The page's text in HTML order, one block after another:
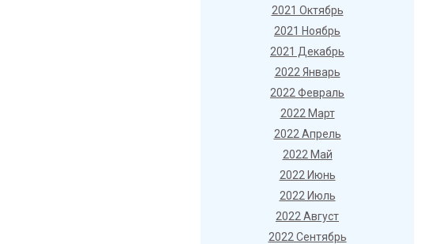
2021 Октябрь
2021 Ноябрь
2021 Декабрь
2022 Январь
2022 Февраль
2022 Март
2022 Апрель
2022 Май
2022 Июнь
2022 Июль
2022 Август
2022 Сентябрь